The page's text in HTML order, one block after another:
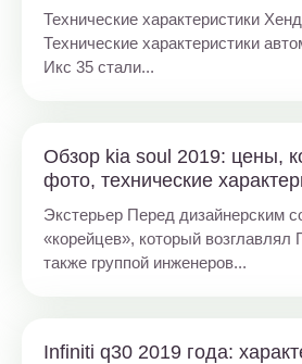
Технические характеристики
Технические характеристики
Икс 35 стали...
Обзор kia soul 2019: цены,
фото, технические
Экстерьер Перед дизайнерским
«корейцев», который
также группой инженеров...
Infiniti q30 2019 года: